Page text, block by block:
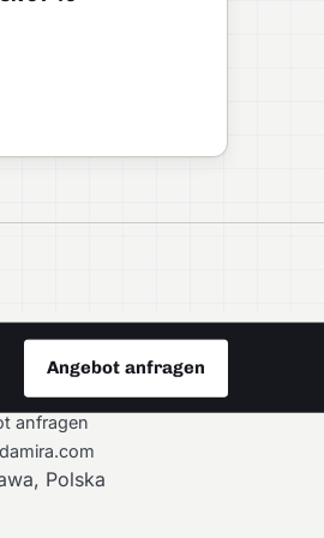
Angebot anfragen
anfragen
Polska